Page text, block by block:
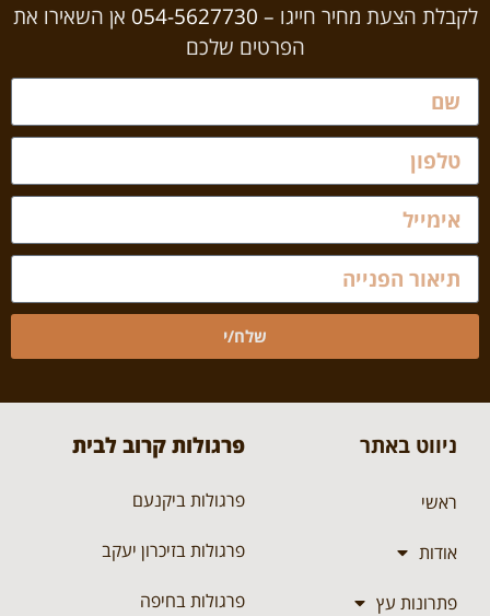
לקבלת הצעת מחיר חייגו –
אן השאירו את
הפרטים שלכם
שלח/י
ניווט באתר
ראשי
אודות
פתרונות עץ
פרגולות קרוב לבית
פרגולות ביקנעם
פרגולות בזיכרון יעקב
פרגולות בחיפה